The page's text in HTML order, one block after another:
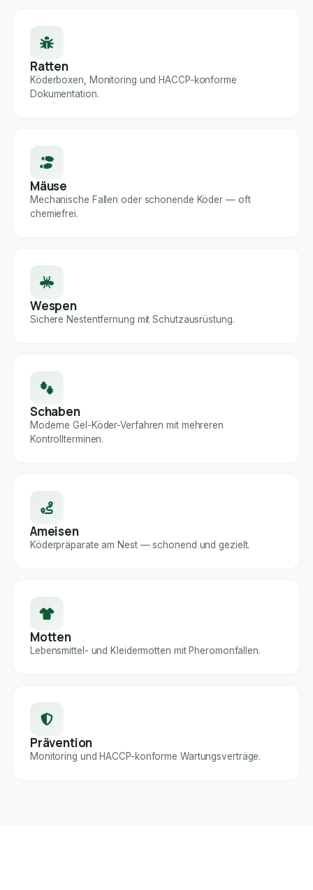
Ratten
Köderboxen, Monitoring und HACCP-konforme
Dokumentation.
Mäuse
Mechanische Fallen oder schonende Köder — oft
chemiefrei.
Wespen
Sichere Nestentfernung mit Schutzausrüstung.
Schaben
Moderne Gel-Köder-Verfahren mit mehreren
Kontrollterminen.
Ameisen
Köderpräparate am Nest — schonend und gezielt.
Motten
Lebensmittel- und Kleidermotten mit Pheromonfallen.
Prävention
Monitoring und HACCP-konforme Wartungsverträge.